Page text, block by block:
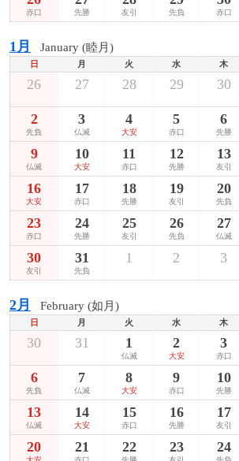
赤口 先勝 友引 先負 赤口
1月 January (睦月)
日 月 火 水 木
26 27 28 29 30
2
先負
3
仏滅
4
大安
5
赤口
6
先勝
9
仏滅
10
大安
11
赤口
12
先勝
13
友引
16
大安
17
赤口
18
先勝
19
友引
20
先負
23
赤口
24
先勝
25
友引
26
先負
27
仏滅
30
友引
31
先負
1 2 3
2月 February (如月)
日 月 火 水 木
30 31 1
仏滅
2
大安
3
赤口
6
先負
7
仏滅
8
大安
9
赤口
10
先勝
13
仏滅
14
大安
15
赤口
16
先勝
17
友引
20 21 22 23 24